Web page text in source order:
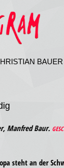
BAUER
Manfred Baur.
steht an der